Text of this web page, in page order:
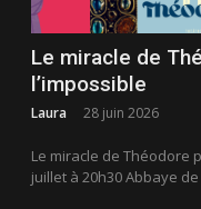
Le miracle de
l’impossible
Laura 28 juin 2026
Le miracle de Théodore
juillet à 20h30 Abbaye